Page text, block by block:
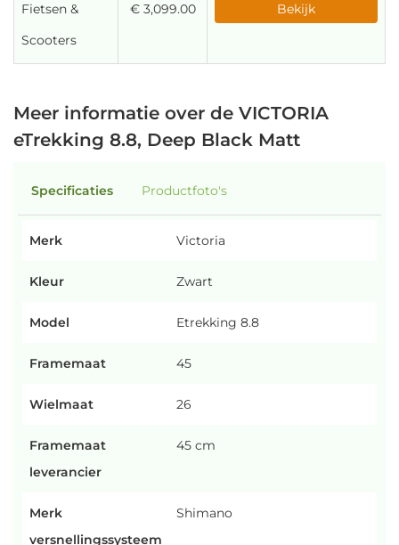
Fietsen &
Scooters
€ 3,099.00 Bekijk
Meer informatie over de VICTORIA
eTrekking 8.8, Deep Black Matt
Specificaties Productfoto's
Merk Victoria
Kleur Zwart
Model Etrekking 8.8
Framemaat 45
Wielmaat 26
Framemaat
leverancier
45 cm
Merk
versnellingssysteem
Shimano